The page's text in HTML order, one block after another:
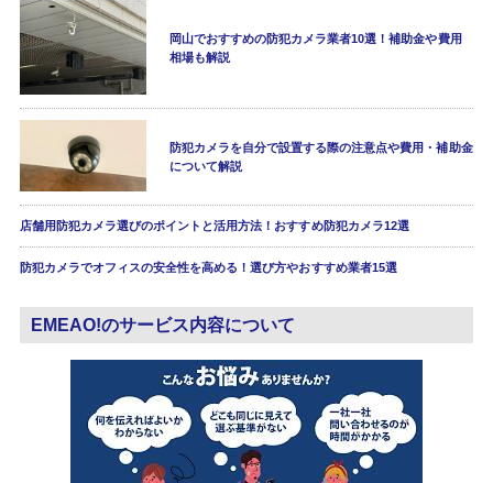
岡山でおすすめの防犯カメラ業者10選！補助金や費用
相場も解説
防犯カメラを自分で設置する際の注意点や費用・補助金
について解説
店舗用防犯カメラ選びのポイントと活用方法！おすすめ防犯カメラ12選
防犯カメラでオフィスの安全性を高める！選び方やおすすめ業者15選
EMEAO!のサービス内容について